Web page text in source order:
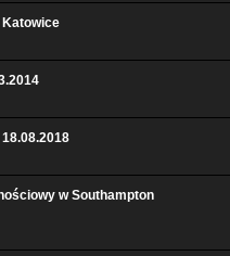
Katowice
w Southampton